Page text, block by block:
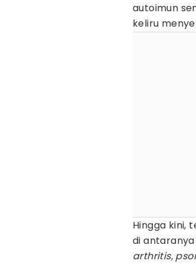
autoimun
keliru
Hingga kini,
di
arthritis,